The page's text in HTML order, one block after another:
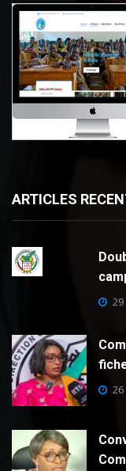
ARTICLES
29
26